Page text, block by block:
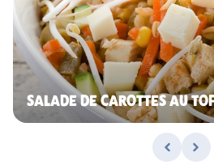
SALADE DE CAROTTES AU